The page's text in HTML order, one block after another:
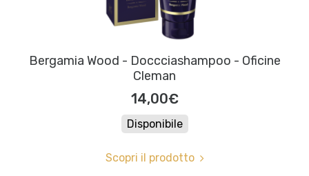
Bergamia Wood - Doccciashampoo - Oficine
Cleman
14,00€
Disponibile
Scopri il prodotto